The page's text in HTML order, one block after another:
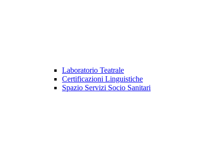
Laboratorio Teatrale
Certificazioni Linguistiche
Spazio Servizi Socio Sanitari